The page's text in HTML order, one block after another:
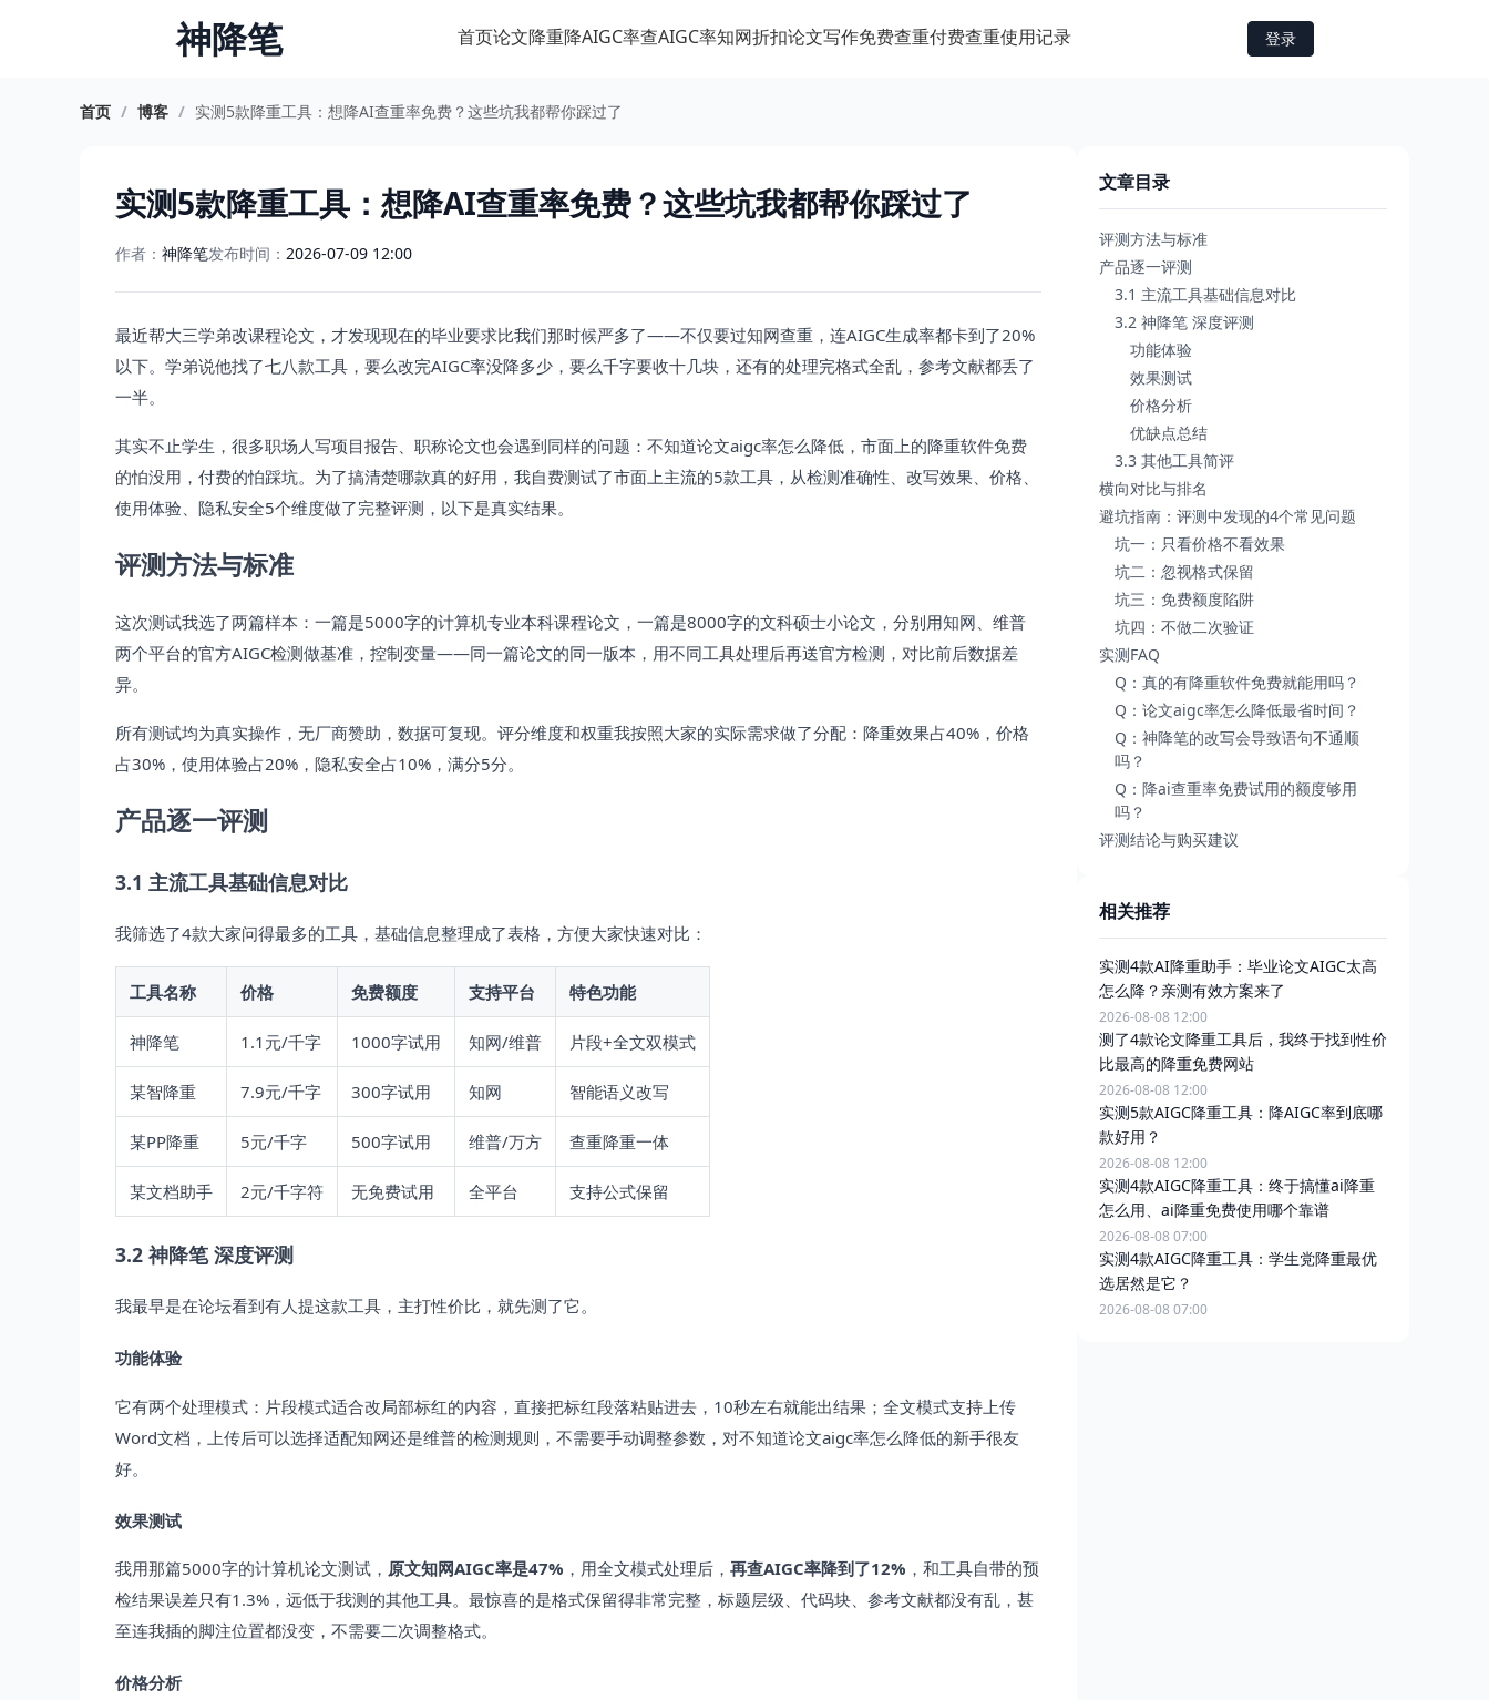
神降笔 首页论文降重降AIGC率查AIGC率知网折扣论文写作免费查重付费查重使用记录 登录
首页 / 博客 / 实测5款降重工具：想降AI查重率免费？这些坑我都帮你踩过了
实测5款降重工具：想降AI查重率免费？这些坑我都帮你踩过了
作者： 神降笔发布时间： 2026-07-09 12:00
最近帮大三学弟改课程论文，才发现现在的毕业要求比我们那时候严多了——不仅要过知网查重，连AIGC生成率都卡到了20%
以下。学弟说他找了七八款工具，要么改完AIGC率没降多少，要么千字要收十几块，还有的处理完格式全乱，参考文献都丢了
一半。
其实不止学生，很多职场人写项目报告、职称论文也会遇到同样的问题：不知道论文aigc率怎么降低，市面上的降重软件免费
的怕没用，付费的怕踩坑。为了搞清楚哪款真的好用，我自费测试了市面上主流的5款工具，从检测准确性、改写效果、价格、
使用体验、隐私安全5个维度做了完整评测，以下是真实结果。
评测方法与标准
这次测试我选了两篇样本：一篇是5000字的计算机专业本科课程论文，一篇是8000字的文科硕士小论文，分别用知网、维普
两个平台的官方AIGC检测做基准，控制变量——同一篇论文的同一版本，用不同工具处理后再送官方检测，对比前后数据差
异。
所有测试均为真实操作，无厂商赞助，数据可复现。评分维度和权重我按照大家的实际需求做了分配：降重效果占40%，价格
占30%，使用体验占20%，隐私安全占10%，满分5分。
产品逐一评测
3.1 主流工具基础信息对比
我筛选了4款大家问得最多的工具，基础信息整理成了表格，方便大家快速对比：
工具名称 价格 免费额度 支持平台 特色功能
神降笔 1.1元/千字 1000字试用 知网/维普 片段+全文双模式
某智降重 7.9元/千字 300字试用 知网 智能语义改写
某PP降重 5元/千字 500字试用 维普/万方 查重降重一体
某文档助手 2元/千字符 无免费试用 全平台 支持公式保留
3.2 神降笔 深度评测
我最早是在论坛看到有人提这款工具，主打性价比，就先测了它。
功能体验
它有两个处理模式：片段模式适合改局部标红的内容，直接把标红段落粘贴进去，10秒左右就能出结果；全文模式支持上传
Word文档，上传后可以选择适配知网还是维普的检测规则，不需要手动调整参数，对不知道论文aigc率怎么降低的新手很友
好。
效果测试
我用那篇5000字的计算机论文测试， 原文知网AIGC率是47% ，用全文模式处理后， 再查AIGC率降到了12% ，和工具自带的预
检结果误差只有1.3%，远低于我测的其他工具。最惊喜的是格式保留得非常完整，标题层级、代码块、参考文献都没有乱，甚
至连我插的脚注位置都没变，不需要二次调整格式。
价格分析
文章目录
评测方法与标准
产品逐一评测
3.1 主流工具基础信息对比
3.2 神降笔 深度评测
功能体验
效果测试
价格分析
优缺点总结
3.3 其他工具简评
横向对比与排名
避坑指南：评测中发现的4个常见问题
坑一：只看价格不看效果
坑二：忽视格式保留
坑三：免费额度陷阱
坑四：不做二次验证
实测FAQ
Q：真的有降重软件免费就能用吗？
Q：论文aigc率怎么降低最省时间？
Q：神降笔的改写会导致语句不通顺
吗？
Q：降ai查重率免费试用的额度够用
吗？
评测结论与购买建议
相关推荐
实测4款AI降重助手：毕业论文AIGC太高
怎么降？亲测有效方案来了
2026-08-08 12:00
测了4款论文降重工具后，我终于找到性价
比最高的降重免费网站
2026-08-08 12:00
实测5款AIGC降重工具：降AIGC率到底哪
款好用？
2026-08-08 12:00
实测4款AIGC降重工具：终于搞懂ai降重
怎么用、ai降重免费使用哪个靠谱
2026-08-08 07:00
实测4款AIGC降重工具：学生党降重最优
选居然是它？
2026-08-08 07:00